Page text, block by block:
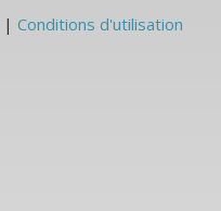
|Conditions d'utilisation